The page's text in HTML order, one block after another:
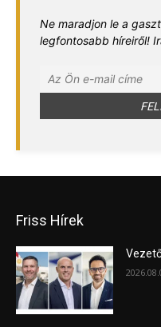
Ne maradjon le a
legfontosabb híreiről!
Friss Hírek